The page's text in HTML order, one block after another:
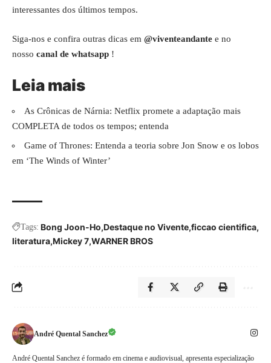
interessantes dos últimos tempos.
Siga-nos e confira outras dicas em @viventeandante e no
nosso canal de whatsapp !
Leia mais
As Crônicas de Nárnia: Netflix promete a adaptação mais
COMPLETA de todos os tempos; entenda
Game of Thrones: Entenda a teoria sobre Jon Snow e os lobos
em ‘The Winds of Winter’
Tags: Bong Joon-Ho Destaque no Vivente ficcao cientifica
literatura Mickey 7 WARNER BROS
André Quental Sanchez
André Quental Sanchez é formado em cinema e audiovisual, apresenta especialização